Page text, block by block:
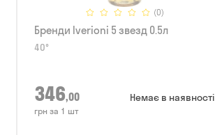
(0)
Бренди Iverioni 5 звезд 0.5л
40°
346,00
грн за 1 шт
Немає в наявності